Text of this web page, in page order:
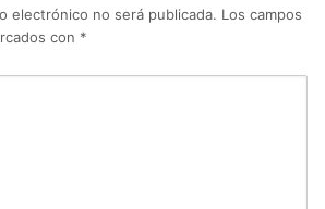
electrónico no será publicada. Los campos
con *